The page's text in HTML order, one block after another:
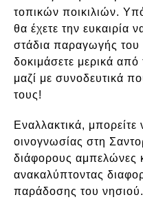
τοπικών ποικιλιών.
θα έχετε την ευκαιρία
στάδια παραγωγής του
δοκιμάσετε μερικά
μαζί με συνοδευτικά
τους!
Εναλλακτικά, μπορείτε
οινογνωσίας στη
διάφορους αμπελώνες
ανακαλύπτοντας
παράδοσης του νησιού.